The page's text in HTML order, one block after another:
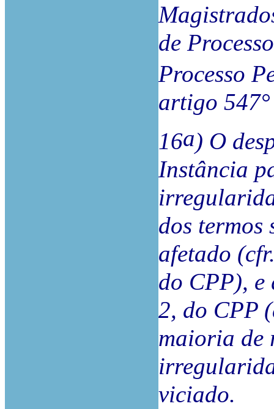
de
Processo
artigo
16a) O
Instância
dos termos
afetado
do CPP), e
2, do CPP
maioria de
viciado.